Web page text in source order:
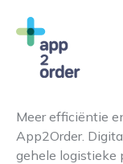
Meer efficiëntie
App2Order.
gehele logistieke